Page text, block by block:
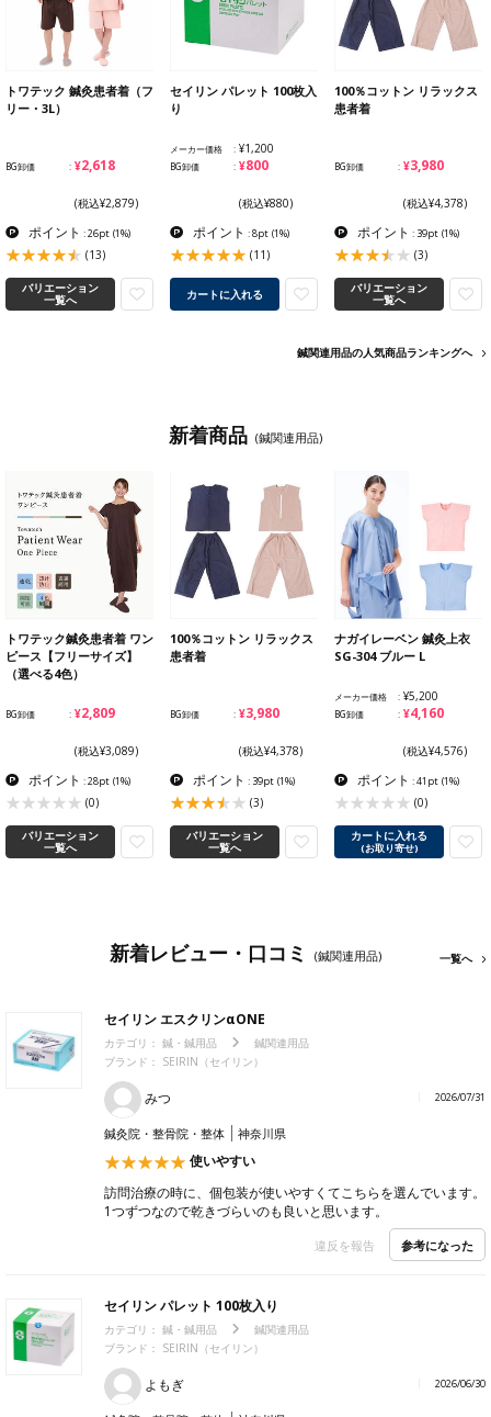
トワテック 鍼灸患者着（フ
リー・3L）
BG卸価 ¥2,618
(税込¥2,879)
ポイント : 26pt (1%)
(13)
バリエーション
一覧へ
セイリン パレット 100枚入
り
メーカー価格 ¥1,200
BG卸価 ¥800
(税込¥880)
ポイント : 8pt (1%)
(11)
カートに入れる
100％コットン リラックス
患者着
BG卸価 ¥3,980
(税込¥4,378)
ポイント : 39pt (1%)
(3)
バリエーション
一覧へ
鍼関連用品の人気商品ランキングへ
新着商品 (鍼関連用品)
トワテック鍼灸患者着 ワン
ピース【フリーサイズ】
（選べる4色）
BG卸価 ¥2,809
(税込¥3,089)
ポイント : 28pt (1%)
(0)
バリエーション
一覧へ
100％コットン リラックス
患者着
BG卸価 ¥3,980
(税込¥4,378)
ポイント : 39pt (1%)
(3)
バリエーション
一覧へ
ナガイレーベン 鍼灸上衣
SG-304 ブルー L
メーカー価格 ¥5,200
BG卸価 ¥4,160
(税込¥4,576)
ポイント : 41pt (1%)
(0)
カートに入れる
(お取り寄せ)
新着レビュー・口コミ (鍼関連用品) 一覧へ
セイリン エスクリンαONE
カテゴリ： 鍼・鍼用品
鍼関連用品
ブランド： SEIRIN（セイリン）
みつ 2026/07/31
鍼灸院・整骨院・整体 神奈川県
使いやすい
訪問治療の時に、個包装が使いやすくてこちらを選んでいます。
1つずつなので乾きづらいのも良いと思います。
違反を報告 参考になった
セイリン パレット 100枚入り
カテゴリ： 鍼・鍼用品
鍼関連用品
ブランド： SEIRIN（セイリン）
よもぎ 2026/06/30